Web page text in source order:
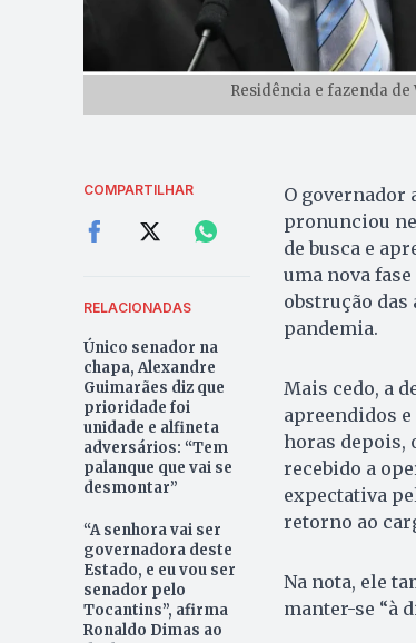
Residência e fazenda de
COMPARTILHAR
RELACIONADAS
Único senador na
chapa, Alexandre
Guimarães diz que
prioridade foi
unidade e alfineta
adversários: “Tem
palanque que vai se
desmontar”
“A senhora vai ser
governadora deste
Estado, e eu vou ser
senador pelo
Tocantins”, afirma
Ronaldo Dimas ao
O governador
pronunciou
de busca e
uma nova
obstrução das
pandemia.
Mais cedo, a
apreendidos e
horas depois,
recebido a
expectativa
retorno ao
Na nota, ele
manter-se “à